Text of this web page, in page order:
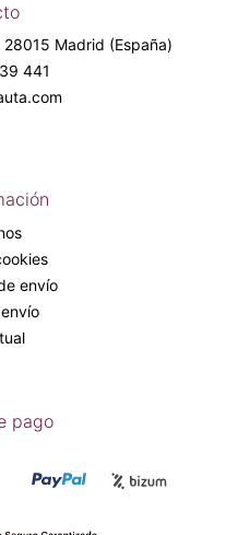
Madrid (España)
441
envío
pago